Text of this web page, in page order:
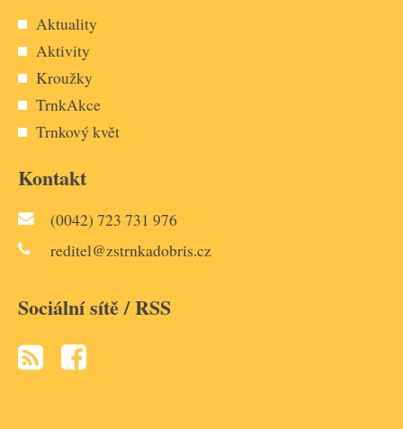
Aktuality
Aktivity
Kroužky
TrnkAkce
Trnkový květ
Kontakt
(0042) 723 731 976
reditel@zstrnkadobris.cz
Sociální sítě / RSS